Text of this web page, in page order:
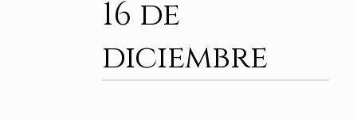
16 de
diciembre